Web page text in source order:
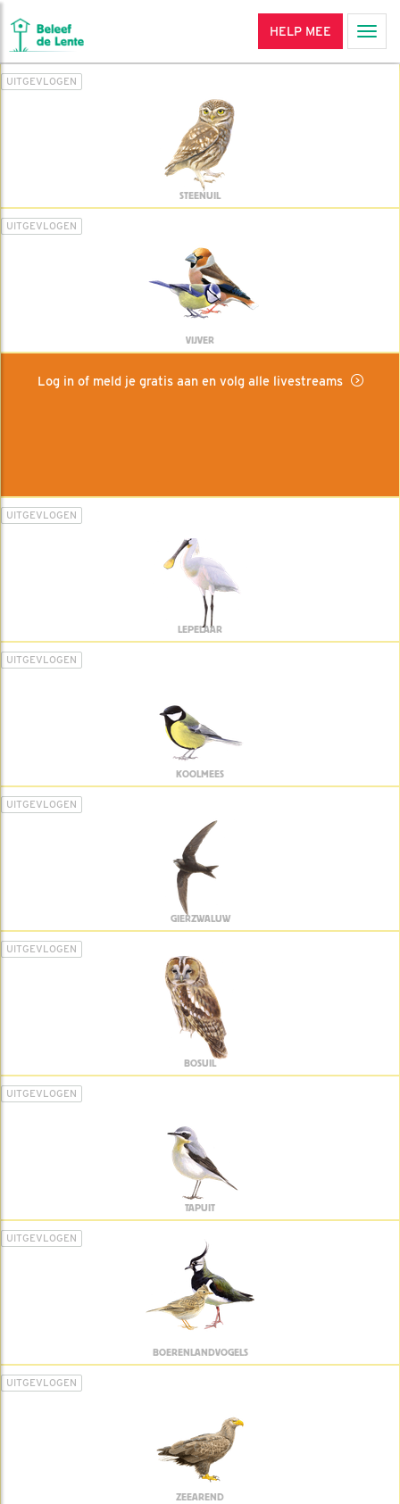
HELP MEE
UITGEVLOGEN
STEENUIL
UITGEVLOGEN
VIJVER
Log in of meld je gratis aan en volg alle livestreams
UITGEVLOGEN
LEPELAAR
UITGEVLOGEN
KOOLMEES
UITGEVLOGEN
GIERZWALUW
UITGEVLOGEN
BOSUIL
UITGEVLOGEN
TAPUIT
UITGEVLOGEN
BOERENLANDVOGELS
UITGEVLOGEN
ZEEAREND